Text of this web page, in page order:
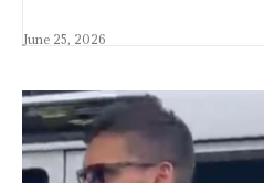
June 25, 2026